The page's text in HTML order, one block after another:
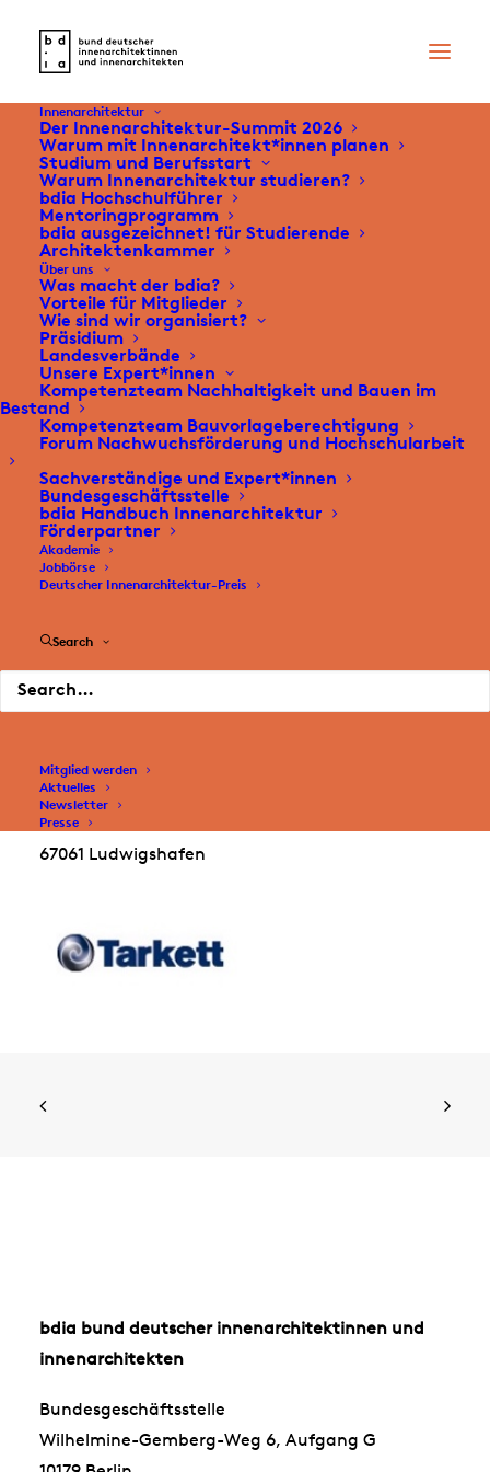
Innenarchitektur
Der Innenarchitektur-Summit 2026
Warum mit Innenarchitekt*innen planen
Studium und Berufsstart
Warum Innenarchitektur studieren?
bdia Hochschulführer
Mentoringprogramm
bdia ausgezeichnet! für Studierende
Architektenkammer
Über uns
Was macht der bdia?
Vorteile für Mitglieder
Wie sind wir organisiert?
Präsidium
Landesverbände
Unsere Expert*innen
Kompetenzteam Nachhaltigkeit und Bauen im
Bestand
Kompetenzteam Bauvorlageberechtigung
Forum Nachwuchsförderung und Hochschularbeit
Sachverständige und Expert*innen
Bundesgeschäftsstelle
bdia Handbuch Innenarchitektur
Förderpartner
Akademie
Jobbörse
Deutscher Innenarchitektur-Preis
Search
Mitglied werden
Aktuelles
Newsletter
Presse
Tarkett ist bdia
Förderpartner
Tarkett gehört zu den weltweit größten
Herstellern von Bodenbelägen für den Objekt-
und Wohnbereich sowie Sportböden.
Architekt*innen, Entscheider*innen und
Objekteure gehören ebenso zu den Partnern wie
der Groß- und Fachhandel sowie das
bodenlegende Handwerk.
Tilo Höbel
General Manager DACH
T: 0621 – 681 723 12
www.tarkett.de
Rheinallee 13
67061 Ludwigshafen
bdia bund deutscher innenarchitektinnen und
innenarchitekten
Bundesgeschäftsstelle
Wilhelmine-Gemberg-Weg 6, Aufgang G